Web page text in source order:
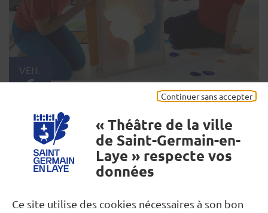
Continuer sans accepter
« Théâtre de la ville
de Saint-Germain-en-
Laye » respecte vos
données
Ce site utilise des cookies nécessaires à son bon
Gioita
Une expérience de la joie et de
l'émerveillement chez les tout-petits.
VEN.
6
10h